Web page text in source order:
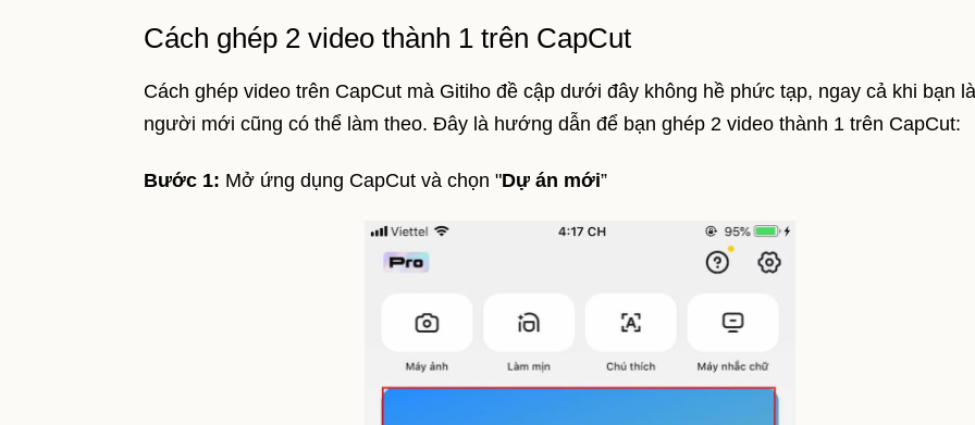
Cách ghép 2 video thành 1 trên CapCut
Cách ghép video trên CapCut mà Gitiho đề cập dưới đây không hề phức tạp, ngay cả khi bạn là
người mới cũng có thể làm theo. Đây là hướng dẫn để bạn ghép 2 video thành 1 trên CapCut:
Bước 1: Mở ứng dụng CapCut và chọn "Dự án mới”